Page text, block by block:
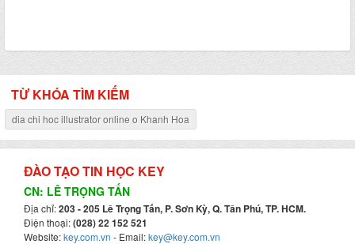
TỪ KHÓA TÌM KIẾM
dia chi hoc illustrator online o Khanh Hoa
ĐÀO TẠO TIN HỌC KEY
CN: LÊ TRỌNG TẤN
Địa chỉ:203 - 205 Lê Trọng Tấn, P. Sơn Kỳ, Q. Tân Phú, TP. HCM.
Điện thoại:(028) 22 152 521
Website:key.com.vn - Email:key@key.com.vn